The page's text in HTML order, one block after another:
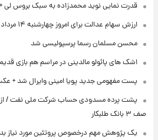
قدرت نمایی نوید محمدزاده به سبک بروس
ارزش سهام عدالت برای امروز چهارشنبه ۱۴ مرداد + جدول
محسن مسلمان رسما پرسپولیسی شد
اشک های پائولو مالدینی در مراسم هم بازی
پست مفهومی جدید پویا امینی وایرال شد +
پشت پرده‌ مسدودی حساب شرکت ملی نفت / از
صف ۳ بانک طلبکار
یک پژوهش مهم درخصوص پروتئین مورد نیاز